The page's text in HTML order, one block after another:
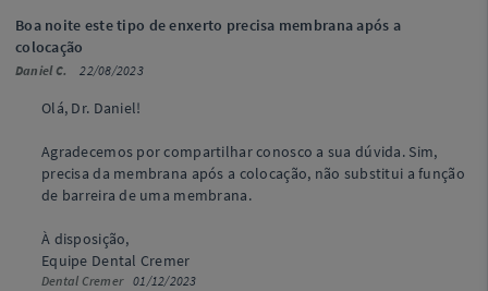
Boa noite este tipo de enxerto precisa membrana após a
colocação
Daniel C. 22/08/2023
Olá, Dr. Daniel!
Agradecemos por compartilhar conosco a sua dúvida. Sim,
precisa da membrana após a colocação, não substitui a função
de barreira de uma membrana.
À disposição,
Equipe Dental Cremer
Dental Cremer01/12/2023